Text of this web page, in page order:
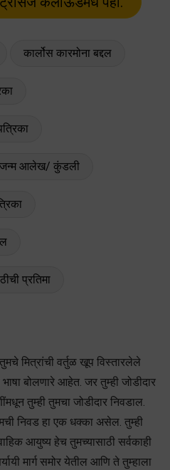
कार्लोस कारमोना बद्दल
जन्म आलेख/ कुंडली
प्रतिमा
मित्रांची वर्तुळ खूप विस्तारलेले
बोलणारे आहेत. जर तुम्ही जोडीदार
तुम्ही तुमचा जोडीदार निवडाल.
निवड हा एक धक्का असेल. तुम्ही
आयुष्य हेच तुमच्यासाठी सर्वकाही
मार्ग समोर येतील आणि ते तुम्हाला